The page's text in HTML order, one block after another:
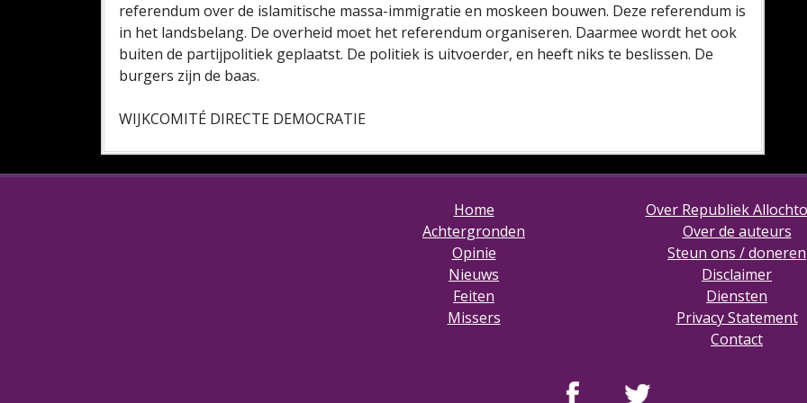
referendum over de islamitische massa-immigratie en moskeen bouwen. Deze referendum is
in het landsbelang. De overheid moet het referendum organiseren. Daarmee wordt het ook
buiten de partijpolitiek geplaatst. De politiek is uitvoerder, en heeft niks te beslissen. De
burgers zijn de baas.
WIJKCOMITÉ DIRECTE DEMOCRATIE
Home
Achtergronden
Opinie
Nieuws
Feiten
Missers
Over Republiek
Over de auteurs
Steun ons / doneren
Disclaimer
Diensten
Privacy Statement
Contact